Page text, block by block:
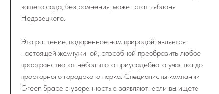
вашего сада, без сомнения, может стать яблоня
Недзвецкого.
Это растение, подаренное нам природой, является
настоящей жемчужиной, способной преобразить любое
пространство, от небольшого приусадебного участка до
просторного городского парка. Специалисты компании
Green Space с уверенностью заявляют: если вы ищете